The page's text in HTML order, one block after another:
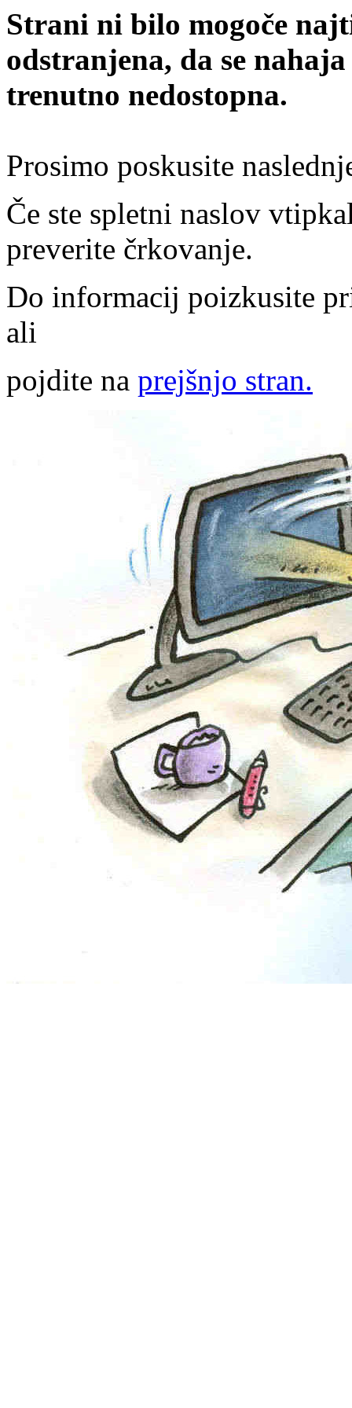
Strani ni bilo mogoče
odstranjena, da se
trenutno nedostopna.
Prosimo poskusite
Če ste spletni naslov
preverite črkovanje.
Do informacij poizkusite
ali
pojdite na prejšnjo stran.